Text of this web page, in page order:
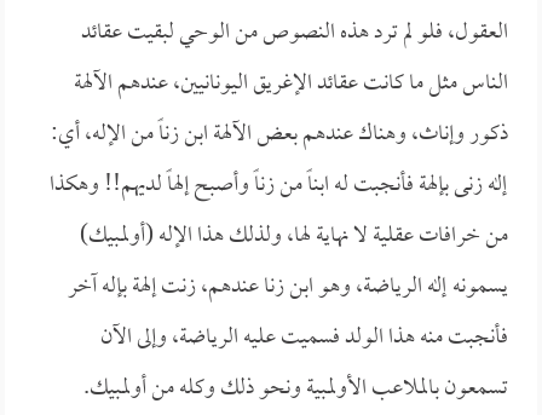
العقول، فلو لم ترد هذه النصوص من الوحي لبقيت عقائد
الناس مثل ما كانت عقائد الإغريق اليونانيين، عندهم الآلهة
ذكور وإناث، وهناك عندهم بعض الآلهة ابن زناً من الإله، أي:
إله زنى بإلهة فأنجبت له ابناً من زناً وأصبح إلهاً لديهم!! وهكذا
من خرافات عقلية لا نهاية لها، ولذلك هذا الإله (أولمبيك)
يسمونه إله الرياضة، وهو ابن زنا عندهم، زنت إلهة بإله آخر
فأنجبت منه هذا الولد فسميت عليه الرياضة، وإلى الآن
تسمعون بالملاعب الأولمبية ونحو ذلك وكله من أولمبيك.